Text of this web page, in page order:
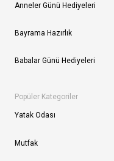
Anneler Günü Hediyeleri
Bayrama Hazırlık
Babalar Günü Hediyeleri
Popüler Kategoriler
Yatak Odası
Mutfak